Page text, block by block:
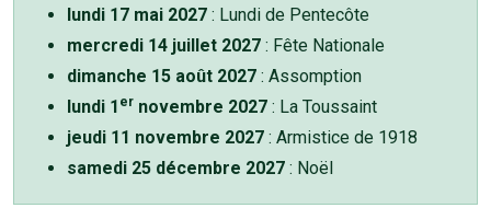
lundi 17 mai 2027 : Lundi de Pentecôte
mercredi 14 juillet 2027 : Fête Nationale
dimanche 15 août 2027 : Assomption
lundi 1 er novembre 2027 : La Toussaint
jeudi 11 novembre 2027 : Armistice de 1918
samedi 25 décembre 2027 : Noël